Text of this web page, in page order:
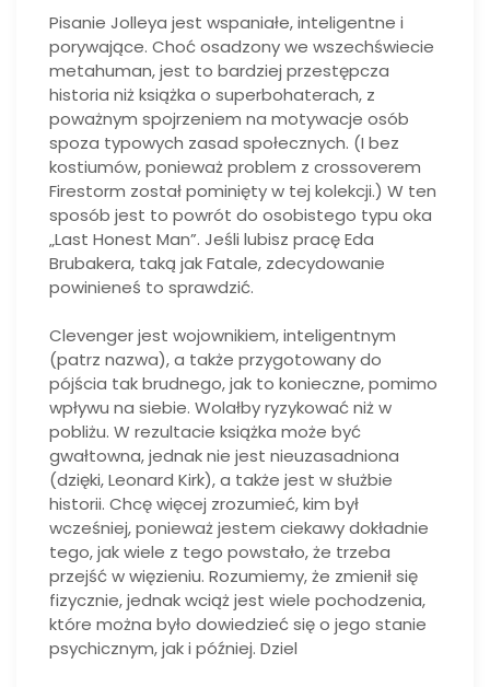
Pisanie Jolleya jest wspaniałe, inteligentne i
porywające. Choć osadzony we wszechświecie
metahuman, jest to bardziej przestępcza
historia niż książka o superbohaterach, z
poważnym spojrzeniem na motywacje osób
spoza typowych zasad społecznych. (I bez
kostiumów, ponieważ problem z crossoverem
Firestorm został pominięty w tej kolekcji.) W ten
sposób jest to powrót do osobistego typu oka
„Last Honest Man”. Jeśli lubisz pracę Eda
Brubakera, taką jak Fatale, zdecydowanie
powinieneś to sprawdzić.
Clevenger jest wojownikiem, inteligentnym
(patrz nazwa), a także przygotowany do
pójścia tak brudnego, jak to konieczne, pomimo
wpływu na siebie. Wolałby ryzykować niż w
pobliżu. W rezultacie książka może być
gwałtowna, jednak nie jest nieuzasadniona
(dzięki, Leonard Kirk), a także jest w służbie
historii. Chcę więcej zrozumieć, kim był
wcześniej, ponieważ jestem ciekawy dokładnie
tego, jak wiele z tego powstało, że trzeba
przejść w więzieniu. Rozumiemy, że zmienił się
fizycznie, jednak wciąż jest wiele pochodzenia,
które można było dowiedzieć się o jego stanie
psychicznym, jak i później. Dziel